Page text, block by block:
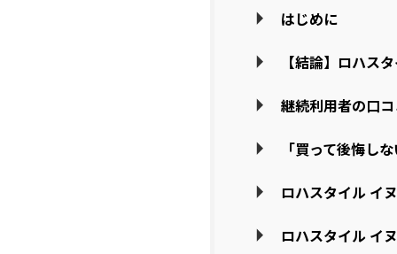
はじめに
【結論】ロハス
継続利用者の口
「買って後悔し
ロハスタイル イ
ロハスタイル イ